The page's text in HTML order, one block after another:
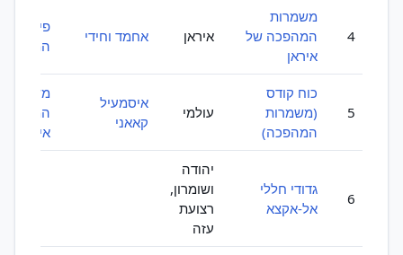
4
משמרות
המהפכה של
איראן
איראן אחמד וחידי
פיקוד
המזוינים
5
כוח קודס
(משמרות
המהפכה)
עולמי
איסמעיל
קאאני
משמרות
איראן
6
גדודי חללי
אל-אקצא
יהודה
ושומרון,
רצועת
עזה